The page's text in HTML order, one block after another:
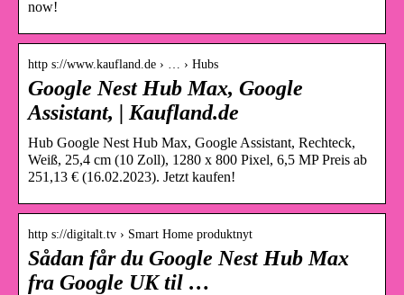
now!
http s://www.kaufland.de › … › Hubs
Google Nest Hub Max, Google
Assistant, | Kaufland.de
Hub Google Nest Hub Max, Google Assistant, Rechteck,
Weiß, 25,4 cm (10 Zoll), 1280 x 800 Pixel, 6,5 MP Preis ab
251,13 € (16.02.2023). Jetzt kaufen!
http s://digitalt.tv › Smart Home produktnyt
Sådan får du Google Nest Hub Max
fra Google UK til …